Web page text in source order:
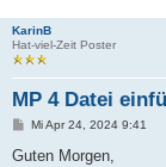
KarinB
Hat-viel-Zeit Poster
MP 4 Datei
B
i
Mi Apr 24, 2024 9:41
Guten Morgen,